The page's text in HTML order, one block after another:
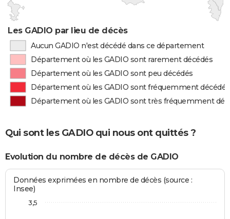
Les GADIO par lieu de décès
Aucun GADIO n'est décédé dans ce département
Département où les GADIO sont rarement décédés
Département où les GADIO sont peu décédés
Département où les GADIO sont fréquemment décédés
Département où les GADIO sont très fréquemment
Qui sont les GADIO qui nous ont quittés ?
Evolution du nombre de décès de GADIO
Données exprimées en nombre de décès (source :
Insee)
3,5